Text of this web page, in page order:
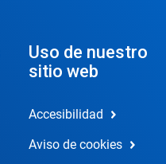
Uso de nuestro
sitio web
Accesibilidad
Aviso de cookies